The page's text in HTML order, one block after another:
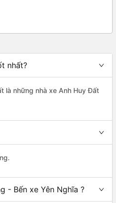
nhất?
là những nhà xe Anh Huy Đất
- Bến xe Yên Nghĩa ?